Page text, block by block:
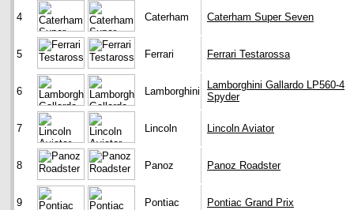
4 Caterham Caterham Super Seven
5 Ferrari Ferrari Testarossa
6 Lamborghini
Lamborghini Gallardo LP560-4
Spyder
7 Lincoln Lincoln Aviator
8 Panoz Panoz Roadster
9 Pontiac Pontiac Grand Prix